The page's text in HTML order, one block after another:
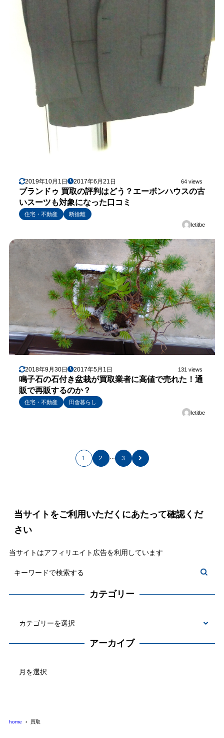
2019年10月1日 2017年6月21日 64 views
ブランドゥ 買取の評判はどう？エーボンハウスの古
いスーツも対象になった口コミ
住宅・不動産
断捨離
letitbe
2018年9月30日 2017年5月1日 131 views
鳴子石の石付き盆栽が買取業者に高値で売れた！通
販で再販するのか？
住宅・不動産
田舎暮らし
letitbe
1 2 … 3
当サイトをご利用いただくにあたって確認くだ
さい
当サイトはアフィリエイト広告を利用しています
カテゴリー
アーカイブ
home 買取